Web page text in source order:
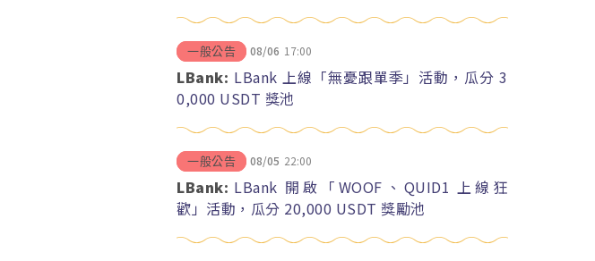
一般公告 08/06 17:00
LBank: LBank 上線「無憂跟單季」活動，瓜分 3
0,000 USDT 獎池
一般公告 08/05 22:00
LBank: LBank 開啟「WOOF、QUID1 上線狂
歡」活動，瓜分 20,000 USDT 獎勵池